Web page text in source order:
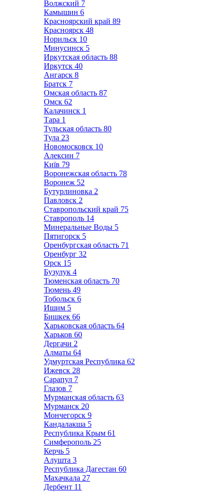
Волжский 7
Камышин 6
Красноярский край 89
Красноярск 48
Норильск 10
Минусинск 5
Иркутская область 88
Иркутск 40
Ангарск 8
Братск 7
Омская область 87
Омск 62
Калачинск 1
Тара 1
Тульская область 80
Тула 23
Новомосковск 10
Алексин 7
Київ 79
Воронежская область 78
Воронеж 52
Бутурлиновка 2
Павловск 2
Ставропольский край 75
Ставрополь 14
Минеральные Воды 5
Пятигорск 5
Оренбургская область 71
Оренбург 32
Орск 15
Бузулук 4
Тюменская область 70
Тюмень 49
Тобольск 6
Ишим 5
Бишкек 66
Харьковская область 64
Харьков 60
Дергачи 2
Алматы 64
Удмуртская Республика 62
Ижевск 28
Сарапул 7
Глазов 7
Мурманская область 63
Мурманск 20
Мончегорск 9
Кандалакша 5
Республика Крым 61
Симферополь 25
Керчь 5
Алушта 3
Республика Дагестан 60
Махачкала 27
Дербент 11